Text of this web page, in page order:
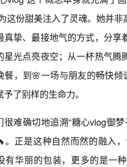
这份甜美注入了灵魂。她并
真挚、最接地气的方式，分
星光点亮夜空；从一杯热气
餐，到🌸一场与朋友的畅快
了别样的生命力。
很难确切地追溯“糖心vlog御
。正是这种自然而然的融入
有华丽的包装，更多的是一